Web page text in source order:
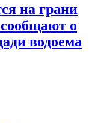
на грани
о
водоема